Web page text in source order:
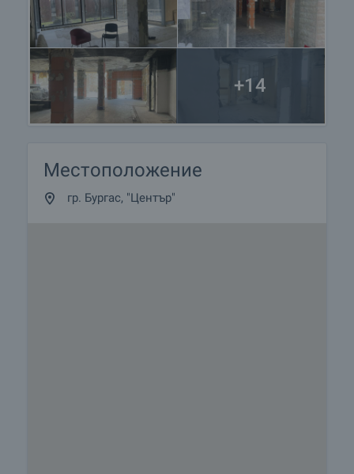
+14
Местоположение
гр. Бургас, "Център"